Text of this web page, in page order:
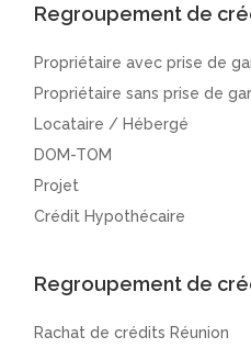
Regroupement de
Propriétaire avec prise de
Propriétaire sans prise de
Locataire / Hébergé
DOM-TOM
Projet
Crédit Hypothécaire
Regroupement de
Rachat de crédits Réunion